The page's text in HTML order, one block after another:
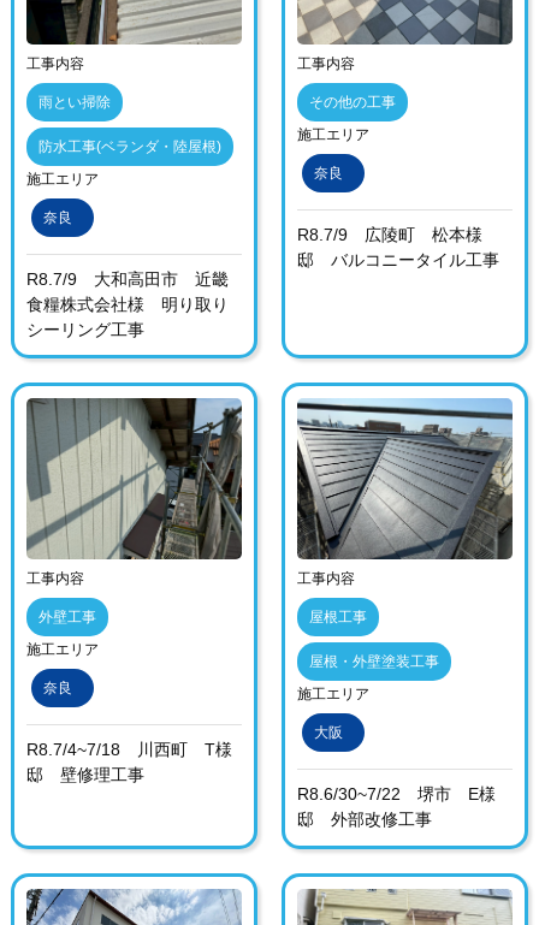
工事内容
雨とい掃除
防水工事(ベランダ・陸屋根)
施工エリア
奈良
R8.7/9 大和高田市 近畿
食糧株式会社様 明り取り
シーリング工事
工事内容
その他の工事
施工エリア
奈良
R8.7/9 広陵町 松本様
邸 バルコニータイル工事
工事内容
外壁工事
施工エリア
奈良
R8.7/4~7/18 川西町 T様
邸 壁修理工事
工事内容
屋根工事
屋根・外壁塗装工事
施工エリア
大阪
R8.6/30~7/22 堺市 E様
邸 外部改修工事